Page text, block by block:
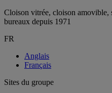
Cloison vitrée, cloison amovible,
bureaux depuis 1971
FR
Anglais
Français
Sites du groupe